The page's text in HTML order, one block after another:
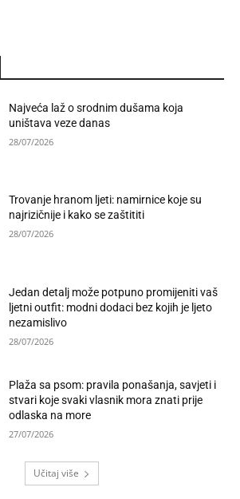
Najveća laž o srodnim dušama koja
uništava veze danas
28/07/2026
Trovanje hranom ljeti: namirnice koje su
najrizičnije i kako se zaštititi
28/07/2026
Jedan detalj može potpuno promijeniti vaš
ljetni outfit: modni dodaci bez kojih je ljeto
nezamislivo
28/07/2026
Plaža sa psom: pravila ponašanja, savjeti i
stvari koje svaki vlasnik mora znati prije
odlaska na more
27/07/2026
Učitaj više